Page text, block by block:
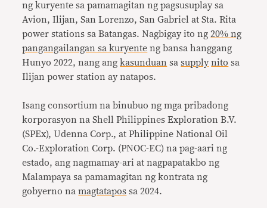
ng kuryente sa pamamagitan ng pagsusuplay sa
Avion, Ilijan, San Lorenzo, San Gabriel at Sta. Rita
power stations sa Batangas. Nagbigay ito ng20% ​​ng
pangangailangan sa kuryente ng bansa hanggang
Hunyo 2022, nang ang kasunduan sasupply nito sa
Ilijan power station ay natapos.
Isang consortium na binubuo ng mga pribadong
korporasyon na Shell Philippines Exploration B.V.
(SPEx), Udenna Corp., at Philippine National Oil
Co.-Exploration Corp. (PNOC-EC) na pag-aari ng
estado, ang nagmamay-ari at nagpapatakbo ng
Malampaya sa pamamagitan ng kontrata ng
gobyerno namagtatapos sa 2024.